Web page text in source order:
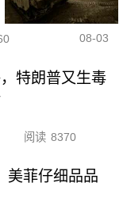
08-03
特朗普又生毒
阅读 8370
美菲仔细品品